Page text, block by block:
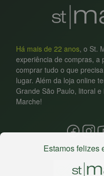
Há mais de 22 anos, o St.
experiência de compras, a
comprar tudo o que
lugar. Além da loja online
Grande São Paulo, litoral
Marche!
Estamos felizes